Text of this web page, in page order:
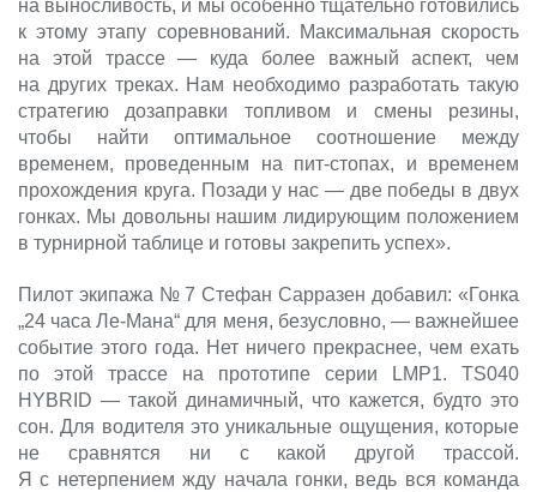
на выносливость, и мы особенно тщательно готовились
к этому этапу соревнований. Максимальная скорость
на этой трассе — куда более важный аспект, чем
на других треках. Нам необходимо разработать такую
стратегию дозаправки топливом и смены резины,
чтобы найти оптимальное соотношение между
временем, проведенным на пит-стопах, и временем
прохождения круга. Позади у нас — две победы в двух
гонках. Мы довольны нашим лидирующим положением
в турнирной таблице и готовы закрепить успех».
Пилот экипажа № 7 Стефан Сарразен добавил: «Гонка
„24 часа Ле-Мана“ для меня, безусловно, — важнейшее
событие этого года. Нет ничего прекраснее, чем ехать
по этой трассе на прототипе серии LMP1. TS040
HYBRID — такой динамичный, что кажется, будто это
сон. Для водителя это уникальные ощущения, которые
не сравнятся ни с какой другой трассой.
Я с нетерпением жду начала гонки, ведь вся команда